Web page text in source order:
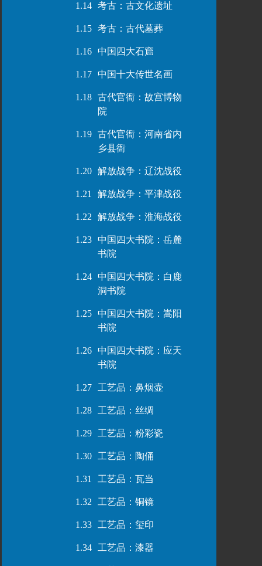
1.14 考古：古文化遗址
1.15 考古：古代墓葬
1.16 中国四大石窟
1.17 中国十大传世名画
1.18
古代官衙：故宫博物
院
1.19
古代官衙：河南省内
乡县衙
1.20 解放战争：辽沈战役
1.21 解放战争：平津战役
1.22 解放战争：淮海战役
1.23
中国四大书院：岳麓
书院
1.24
中国四大书院：白鹿
洞书院
1.25
中国四大书院：嵩阳
书院
1.26
中国四大书院：应天
书院
1.27 工艺品：鼻烟壶
1.28 工艺品：丝绸
1.29 工艺品：粉彩瓷
1.30 工艺品：陶俑
1.31 工艺品：瓦当
1.32 工艺品：铜镜
1.33 工艺品：玺印
1.34 工艺品：漆器